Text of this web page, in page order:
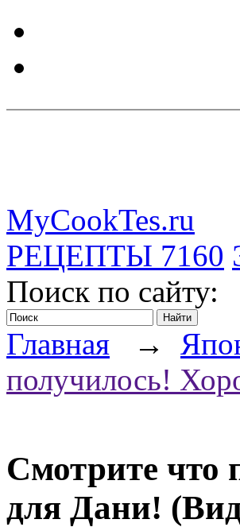
MyCookTes.ru
РЕЦЕПТЫ 7160
Поиск по сайту:
Главная →
получилось!
Смотрите что
для Дани!